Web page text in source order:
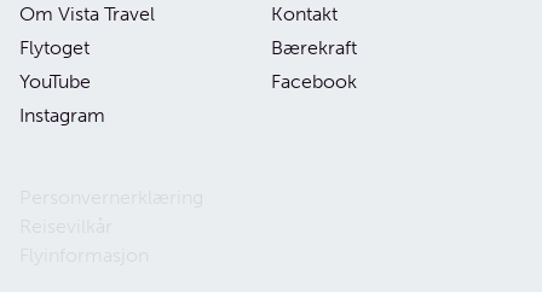
Om Vista Travel
Kontakt
Flytoget
Bærekraft
YouTube
Facebook
Instagram